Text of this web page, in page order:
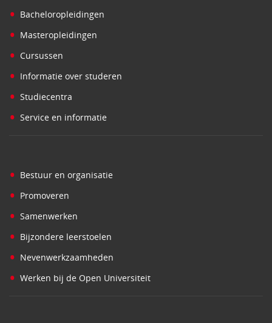
• Bacheloropleidingen
• Masteropleidingen
• Cursussen
• Informatie over studeren
• Studiecentra
• Service en informatie
• Bestuur en organisatie
• Promoveren
• Samenwerken
• Bijzondere leerstoelen
• Nevenwerkzaamheden
• Werken bij de Open Universiteit